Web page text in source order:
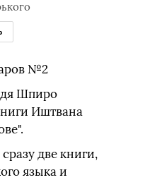
№2
Шпиро
Иштвана
две книги,
языка и